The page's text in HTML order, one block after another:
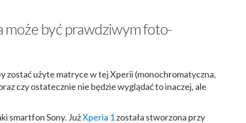
może być prawdziwym foto-
zostać użyte matryce w tej Xperii (monochromatyczna,
czy ostatecznie nie będzie wyglądać to inaczej, ale
smartfon Sony. JużXperia 1została stworzona przy